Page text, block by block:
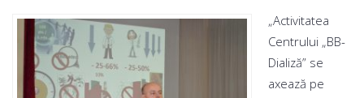
„Activitatea
Centrului „BB-
Dializă” se
axează pe